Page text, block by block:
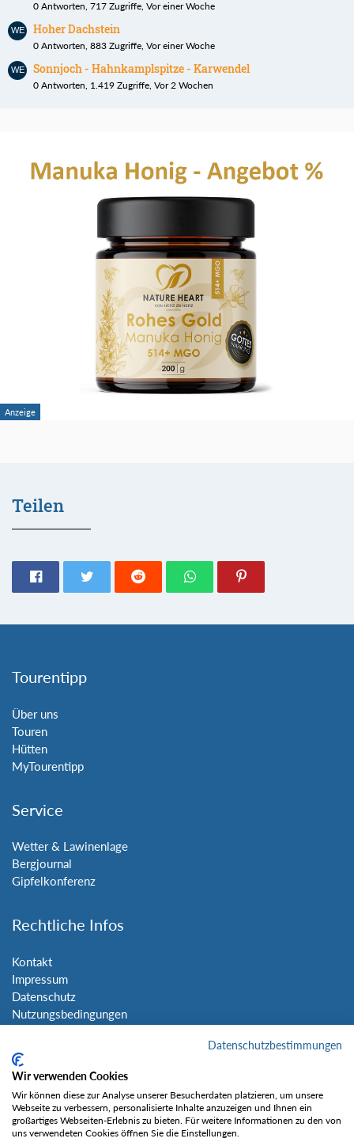
0 Antworten, 717 Zugriffe, Vor einer Woche
Hoher Dachstein
0 Antworten, 883 Zugriffe, Vor einer Woche
Sonnjoch - Hahnkamplspitze - Karwendel
0 Antworten, 1.419 Zugriffe, Vor 2 Wochen
Teilen
Tourentipp
Über uns
Touren
Hütten
MyTourentipp
Service
Wetter & Lawinenlage
Bergjournal
Gipfelkonferenz
Rechtliche Infos
Kontakt
Impressum
Datenschutz
Nutzungsbedingungen
Social Media
Datenschutzbestimmungen
Wir verwenden Cookies
Wir können diese zur Analyse unserer Besucherdaten platzieren, um unsere
Webseite zu verbessern, personalisierte Inhalte anzuzeigen und Ihnen ein
großartiges Webseiten-Erlebnis zu bieten. Für weitere Informationen zu den von
uns verwendeten Cookies öffnen Sie die Einstellungen.